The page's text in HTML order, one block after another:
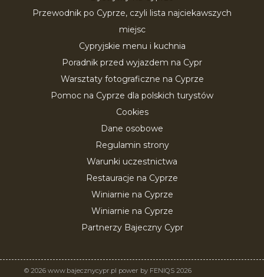
Przewodnik po Cyprze, czyli lista najciekawszych
miejsc
Cypryjskie menu i kuchnia
Poradnik przed wyjazdem na Cypr
Warsztaty fotograficzne na Cyprze
Pomoc na Cyprze dla polskich turystów
Cookies
Dane osobowe
Regulamin strony
Warunki uczestnictwa
Restauracje na Cyprze
Winiarnie na Cyprze
Winiarnie na Cyprze
Partnerzy Bajeczny Cypr
© 2026 www.bajecznycypr.pl power by FENIQS 2026